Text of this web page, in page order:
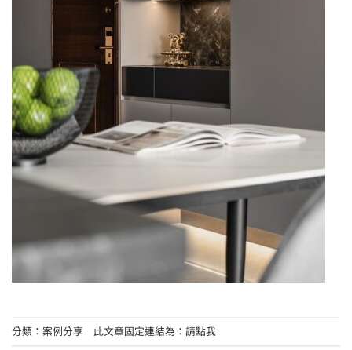
分類： 案例分享 此文章固定連結為： 請點我